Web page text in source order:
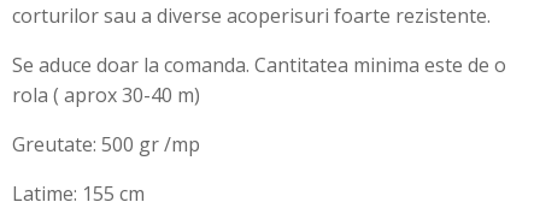
corturilor sau a diverse acoperisuri foarte rezistente.
Se aduce doar la comanda. Cantitatea minima este de o
rola ( aprox 30-40 m)
Greutate: 500 gr /mp
Latime: 155 cm